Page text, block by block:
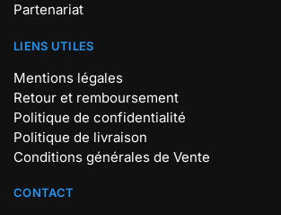
Partenariat
LIENS UTILES
Mentions légales
Retour et remboursement
Politique de confidentialité
Politique de livraison
Conditions générales de Vente
CONTACT